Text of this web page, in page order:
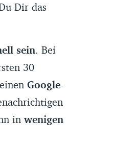
Dir das
sein. Bei
30
Google-
in wenigen